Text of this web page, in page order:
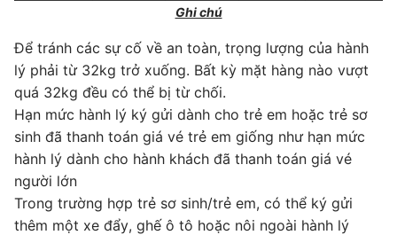
Ghi chú
Để tránh các sự cố về an toàn, trọng lượng của hành
lý phải từ 32kg trở xuống. Bất kỳ mặt hàng nào vượt
quá 32kg đều có thể bị từ chối.
Hạn mức hành lý ký gửi dành cho trẻ em hoặc trẻ sơ
sinh đã thanh toán giá vé trẻ em giống như hạn mức
hành lý dành cho hành khách đã thanh toán giá vé
người lớn
Trong trường hợp trẻ sơ sinh/trẻ em, có thể ký gửi
thêm một xe đẩy, ghế ô tô hoặc nôi ngoài hành lý